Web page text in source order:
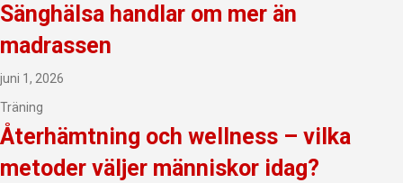
Sänghälsa handlar om mer än
madrassen
juni 1, 2026
Träning
Återhämtning och wellness – vilka
metoder väljer människor idag?